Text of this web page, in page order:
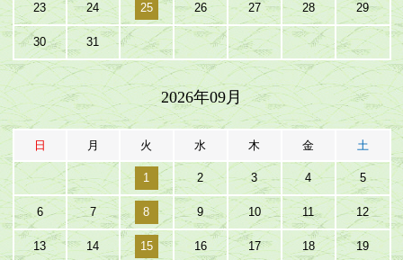
23 24 25 26 27 28 29
30 31
2026年09月
日 月 火 水 木 金 土
1 2 3 4 5
6 7 8 9 10 11 12
13 14 15 16 17 18 19